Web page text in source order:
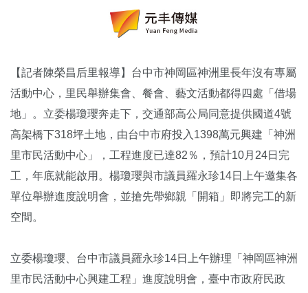
【記者陳榮昌后里報導】台中市神岡區神洲里長年沒有專屬
活動中心，里民舉辦集會、餐會、藝文活動都得四處「借場
地」。立委楊瓊瓔奔走下，交通部高公局同意提供國道4號
高架橋下318坪土地，由台中市府投入1398萬元興建「神洲
里市民活動中心」，工程進度已達82％，預計10月24日完
工，年底就能啟用。楊瓊瓔與市議員羅永珍14日上午邀集各
單位舉辦進度說明會，並搶先帶鄉親「開箱」即將完工的新
空間。
立委楊瓊瓔、台中市議員羅永珍14日上午辦理「神岡區神洲
里市民活動中心興建工程」進度說明會，臺中市政府民政